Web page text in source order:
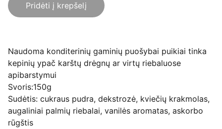
Pridėti į krepšelį
Naudoma konditerinių gaminių puošybai puikiai tinka
kepinių ypač karštų drėgnų ar virtų riebaluose
apibarstymui
Svoris:150g
Sudėtis: cukraus pudra, dekstrozė, kviečių krakmolas,
augaliniai palmių riebalai, vanilės aromatas, askorbo
rūgštis